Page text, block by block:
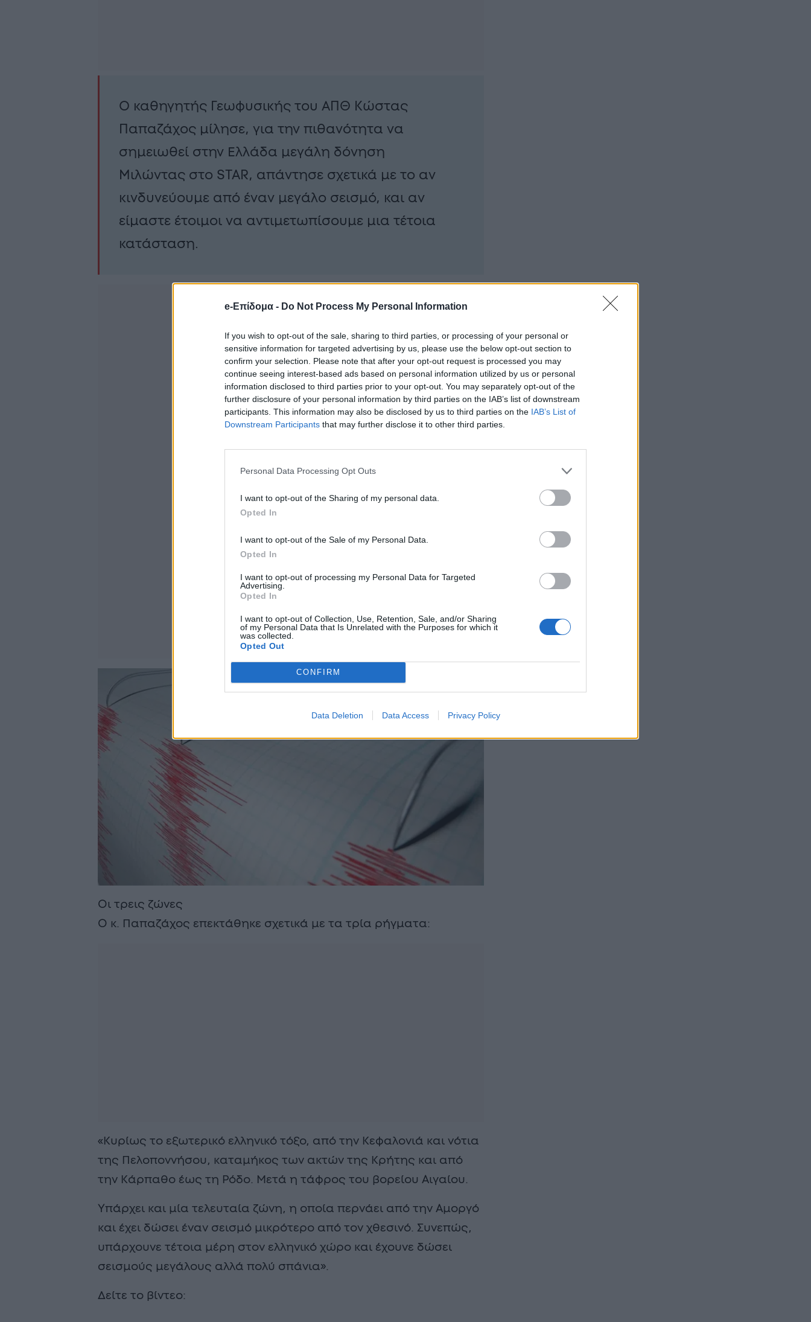
e-Επίδομα - Do Not Process My Personal Information
If you wish to opt-out of the sale, sharing to third parties, or processing of your personal or
sensitive information for targeted advertising by us, please use the below opt-out section to
confirm your selection. Please note that after your opt-out request is processed you may
continue seeing interest-based ads based on personal information utilized by us or personal
information disclosed to third parties prior to your opt-out. You may separately opt-out of the
further disclosure of your personal information by third parties on the IAB’s list of downstream
participants. This information may also be disclosed by us to third parties on the IAB’s List of
Downstream Participants that may further disclose it to other third parties.
Personal Data Processing Opt Outs
I want to opt-out of the Sharing of my personal data.
Opted In
I want to opt-out of the Sale of my Personal Data.
Opted In
I want to opt-out of processing my Personal Data for Targeted
Advertising.
Opted In
I want to opt-out of Collection, Use, Retention, Sale, and/or Sharing
of my Personal Data that Is Unrelated with the Purposes for which it
was collected.
Opted Out
CONFIRM
Data Deletion Data Access Privacy Policy
Ο καθηγητής Γεωφυσικής του ΑΠΘ Κώστας
Παπαζάχος μίλησε, για την πιθανότητα να
σημειωθεί στην Ελλάδα μεγάλη δόνηση
Μιλώντας στο STAR, απάντησε σχετικά με το αν
κινδυνεύουμε από έναν μεγάλο σεισμό, και αν
είμαστε έτοιμοι να αντιμετωπίσουμε μια τέτοια
κατάσταση.
Οι τρεις ζώνες
Ο κ. Παπαζάχος επεκτάθηκε σχετικά με τα τρία ρήγματα:
«Κυρίως το εξωτερικό ελληνικό τόξο, από την Κεφαλονιά και νότια
της Πελοποννήσου, καταμήκος των ακτών της Κρήτης και από
την Κάρπαθο έως τη Ρόδο. Μετά η τάφρος του βορείου Αιγαίου.
Υπάρχει και μία τελευταία ζώνη, η οποία περνάει από την Αμοργό
και έχει δώσει έναν σεισμό μικρότερο από τον χθεσινό. Συνεπώς,
υπάρχουνε τέτοια μέρη στον ελληνικό χώρο και έχουνε δώσει
σεισμούς μεγάλους αλλά πολύ σπάνια».
Δείτε το βίντεο: